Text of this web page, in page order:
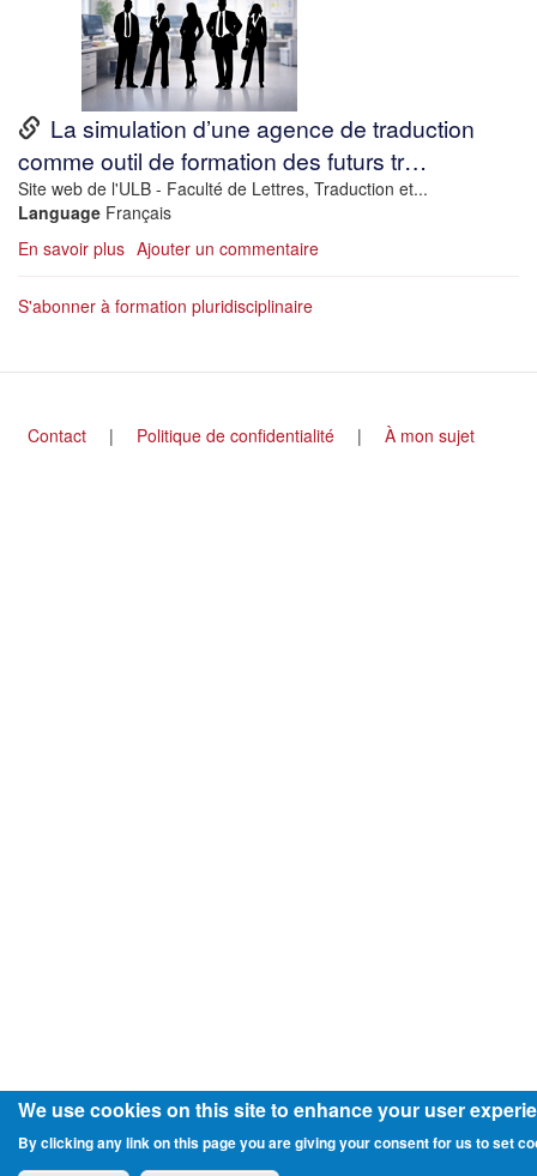
URLLa simulation d’une agence de traduction
comme outil de formation des futurs tr…
Description
Site web de l'ULB - Faculté de Lettres, Traduction et...
Language Français
En savoir plus sur
traduction
l’ULB
Ajouter un commentaire
S'abonner à formation pluridisciplinaire
Footer
Contact Politique de confidentialité À mon sujet
We use cookies on this site to enhance your user
By clicking any link on this page you are giving your consent for us to set